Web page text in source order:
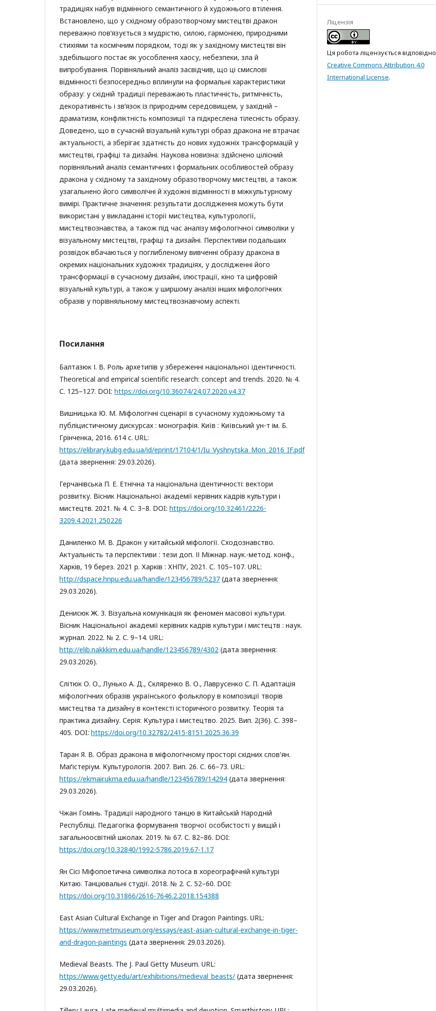
традиціях набув відмінного семантичного й художнього втілення.
Встановлено, що у східному образотворчому мистецтві дракон
переважно пов’язується з мудрістю, силою, гармонією, природними
стихіями та космічним порядком, тоді як у західному мистецтві він
здебільшого постає як уособлення хаосу, небезпеки, зла й
випробування. Порівняльний аналіз засвідчив, що ці смислові
відмінності безпосередньо вплинули на формальні характеристики
образу: у східній традиції переважають пластичність, ритмічність,
декоративність і зв’язок із природним середовищем, у західній –
драматизм, конфліктність композиції та підкреслена тілесність образу.
Доведено, що в сучасній візуальній культурі образ дракона не втрачає
актуальності, а зберігає здатність до нових художніх трансформацій у
мистецтві, графіці та дизайні. Наукова новизна: здійснено цілісний
порівняльний аналіз семантичних і формальних особливостей образу
дракона у східному та західному образотворчому мистецтві, а також
узагальнено його символічні й художні відмінності в міжкультурному
вимірі. Практичне значення: результати дослідження можуть бути
використані у викладанні історії мистецтва, культурології,
мистецтвознавства, а також під час аналізу міфологічної символіки у
візуальному мистецтві, графіці та дизайні. Перспективи подальших
розвідок вбачаються у поглибленому вивченні образу дракона в
окремих національних художніх традиціях, у дослідженні його
трансформації в сучасному дизайні, ілюстрації, кіно та цифровій
візуальній культурі, а також у ширшому аналізі інших міфологічних
образів у порівняльному мистецтвознавчому аспекті.
Посилання
Балтазюк І. В. Роль архетипів у збереженні національної ідентичності.
Theoretical and empirical scientific research: concept and trends. 2020. № 4.
С. 125–127. DOI: https://doi.org/10.36074/24.07.2020.v4.37
Вишницька Ю. М. Міфологічні сценарії в сучасному художньому та
публіцистичному дискурсах : монографія. Київ : Київський ун-т ім. Б.
Грінченка, 2016. 614 с. URL:
https://elibrary.kubg.edu.ua/id/eprint/17104/1/Iu_Vyshnytska_Mon_2016_IF.pdf
(дата звернення: 29.03.2026).
Герчанівська П. Е. Етнічна та національна ідентичності: вектори
розвитку. Вісник Національної академії керівних кадрів культури і
мистецтв. 2021. № 4. С. 3–8. DOI: https://doi.org/10.32461/2226-
3209.4.2021.250226
Даниленко М. В. Дракон у китайській міфології. Сходознавство.
Актуальність та перспективи : тези доп. ІІ Міжнар. наук.-метод. конф.,
Харків, 19 берез. 2021 р. Харків : ХНПУ, 2021. С. 105–107. URL:
http://dspace.hnpu.edu.ua/handle/123456789/5237 (дата звернення:
29.03.2026).
Денисюк Ж. З. Візуальна комунікація як феномен масової культури.
Вісник Національної академії керівних кадрів культури і мистецтв : наук.
журнал. 2022. № 2. С. 9–14. URL:
http://elib.nakkkim.edu.ua/handle/123456789/4302 (дата звернення:
29.03.2026).
Слітюк О. О., Лунько А. Д., Скляренко В. О., Лаврусенко С. П. Адаптація
міфологічних образів українського фольклору в композиції творів
мистецтва та дизайну в контексті історичного розвитку. Теорія та
практика дизайну. Серія: Культура і мистецтво. 2025. Вип. 2(36). С. 398–
405. DOI: https://doi.org/10.32782/2415-8151.2025.36.39
Таран Я. В. Образ дракона в міфологічному просторі східних слов'ян.
Маґістеріум. Культурологія. 2007. Вип. 26. С. 66–73. URL:
https://ekmair.ukma.edu.ua/handle/123456789/14294 (дата звернення:
29.03.2026).
Чжан Гомінь. Традиції народного танцю в Китайській Народній
Республіці. Педагогіка формування творчої особистості у вищій і
загальноосвітній школах. 2019. № 67. С. 82–86. DOI:
https://doi.org/10.32840/1992-5786.2019.67-1.17
Ян Сісі Міфопоетична символіка лотоса в хореографічній культурі
Китаю. Танцювальні студії. 2018. № 2. С. 52–60. DOI:
https://doi.org/10.31866/2616-7646.2.2018.154388
East Asian Cultural Exchange in Tiger and Dragon Paintings. URL:
https://www.metmuseum.org/essays/east-asian-cultural-exchange-in-tiger-
and-dragon-paintings (дата звернення: 29.03.2026).
Medieval Beasts. The J. Paul Getty Museum. URL:
https://www.getty.edu/art/exhibitions/medieval_beasts/ (дата звернення:
29.03.2026).
Ліцензія
Ця робота ліцензується
Creative Commons Attribution 4.0
International License.